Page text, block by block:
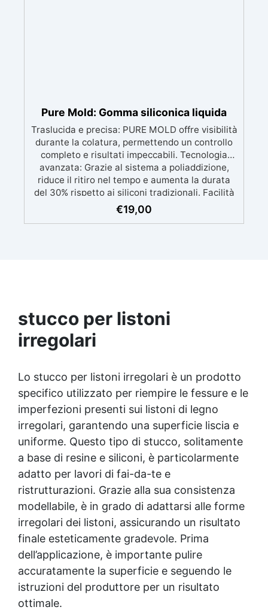
Pure Mold: Gomma siliconica liquida
Traslucida e precisa: PURE MOLD offre visibilità
durante la colatura, permettendo un controllo
completo e risultati impeccabili. Tecnologia
avanzata: Grazie al sistema a poliaddizione,
riduce il ritiro nel tempo e aumenta la durata
del 30% rispetto ai siliconi tradizionali. Facilità
d'uso: Miscelazione semplice con rapporto 1:1,
ideale sia per principianti che professionisti.
€19,00
stucco per listoni
irregolari
Lo stucco per listoni irregolari è un prodotto
specifico utilizzato per riempire le fessure e le
imperfezioni presenti sui listoni di legno
irregolari, garantendo una superficie liscia e
uniforme. Questo tipo di stucco, solitamente
a base di resine e siliconi, è particolarmente
adatto per lavori di fai-da-te e
ristrutturazioni. Grazie alla sua consistenza
modellabile, è in grado di adattarsi alle forme
irregolari dei listoni, assicurando un risultato
finale esteticamente gradevole. Prima
dell’applicazione, è importante pulire
accuratamente la superficie e seguendo le
istruzioni del produttore per un risultato
ottimale.